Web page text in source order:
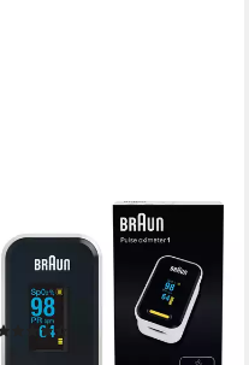
Pulsoximeter 1- YK-81CEU,
Einfaches Design -
Rotierendes Display mit
Hintergrundbeleuchtung
ab 27,94 €